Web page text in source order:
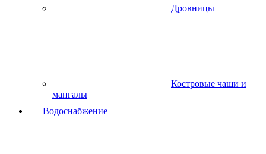
Дровницы
Костровые чаши и
мангалы
Водоснабжение